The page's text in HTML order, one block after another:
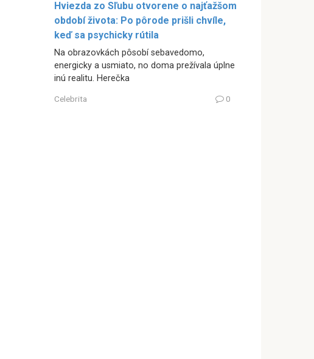
Hviezda zo Sľubu otvorene o najťažšom
období života: Po pôrode prišli chvíle,
keď sa psychicky rútila
Na obrazovkách pôsobí sebavedomo,
energicky a usmiato, no doma prežívala úplne
inú realitu. Herečka
Celebrita 0